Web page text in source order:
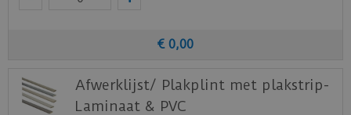
€ 0,00
Afwerklijst/ Plakplint met plakstrip-
Laminaat & PVC